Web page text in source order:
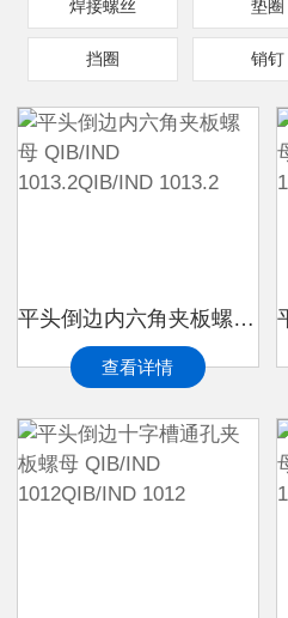
焊接螺丝 垫圈
挡圈 销钉
平头倒边内六角夹板螺母 QIB/IND 1013.2QIB/IND 1013.2
查看详情